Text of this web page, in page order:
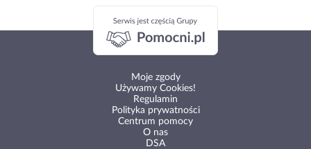
Moje zgody
Używamy Cookies!
Regulamin
Polityka prywatności
Centrum pomocy
O nas
DSA